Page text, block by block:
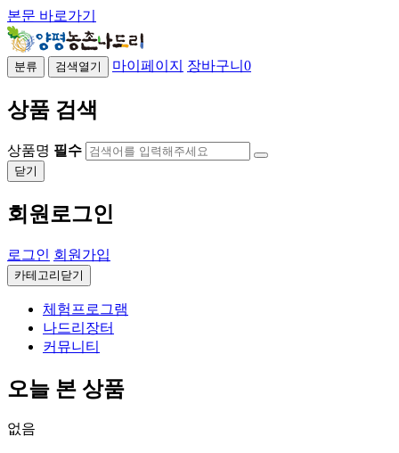
본문 바로가기
분류 검색열기 마이페이지 장바구니 0
상품 검색
상품명 필수
닫기
회원로그인
로그인 회원가입
카테고리닫기
체험프로그램
나드리장터
커뮤니티
오늘 본 상품
없음